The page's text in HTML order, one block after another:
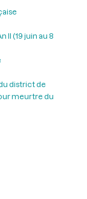
II (19 juin au 8
district de
meurtre du